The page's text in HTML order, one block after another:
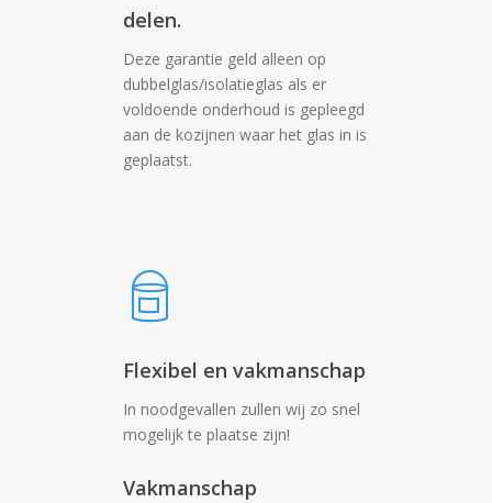
delen.
Deze garantie geld alleen op
dubbelglas/isolatieglas als er
voldoende onderhoud is gepleegd
aan de kozijnen waar het glas in is
geplaatst.
Flexibel en vakmanschap
In noodgevallen zullen wij zo snel
mogelijk te plaatse zijn!
Vakmanschap